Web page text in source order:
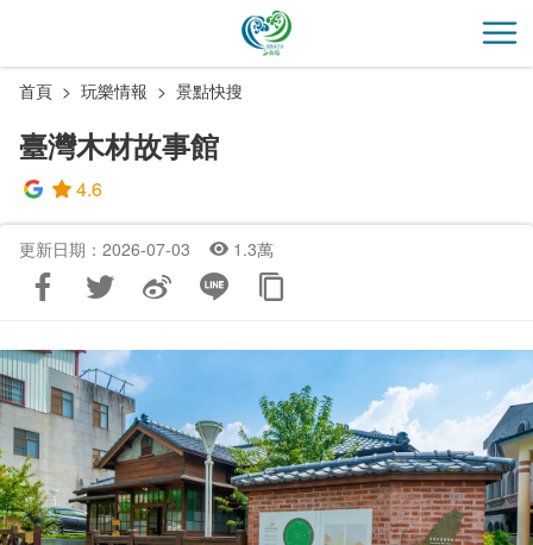
主
開
首頁 玩樂情報 景點快搜
臺灣木材故事館
4.6
更新日期：2026-07-03 1.3萬